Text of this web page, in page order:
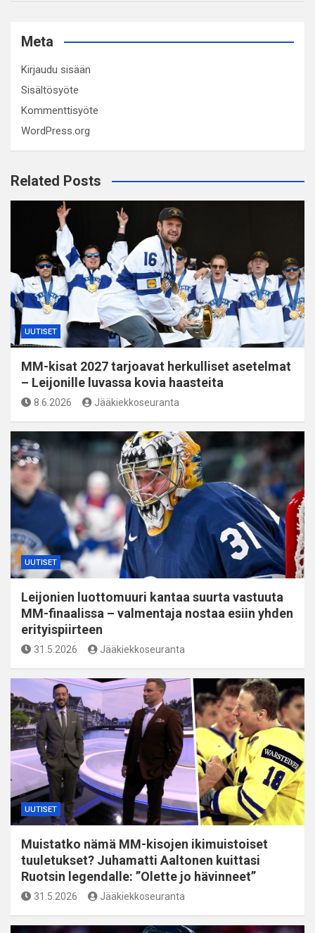
Meta
Kirjaudu sisään
Sisältösyöte
Kommenttisyöte
WordPress.org
Related Posts
UUTISET
MM-kisat 2027 tarjoavat herkulliset asetelmat
– Leijonille luvassa kovia haasteita
8.6.2026 Jääkiekkoseuranta
UUTISET
Leijonien luottomuuri kantaa suurta vastuuta
MM-finaalissa – valmentaja nostaa esiin yhden
erityispiirteen
31.5.2026 Jääkiekkoseuranta
UUTISET
Muistatko nämä MM-kisojen ikimuistoiset
tuuletukset? Juhamatti Aaltonen kuittasi
Ruotsin legendalle: ”Olette jo hävinneet”
31.5.2026 Jääkiekkoseuranta